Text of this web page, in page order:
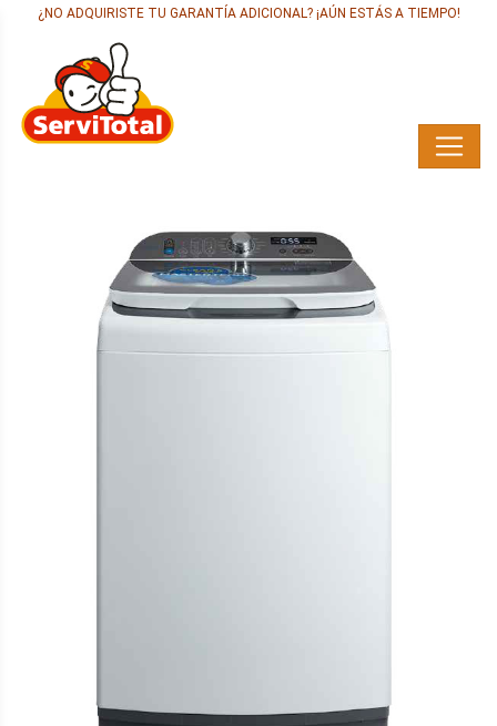
¿NO ADQUIRISTE TU GARANTÍA ADICIONAL? ¡AÚN ESTÁS A TIEMPO!